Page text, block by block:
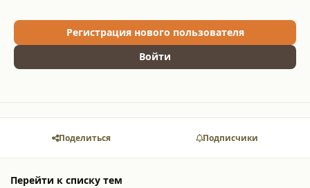
Регистрация нового пользователя
Войти
Поделиться Подписчики
Перейти к списку тем